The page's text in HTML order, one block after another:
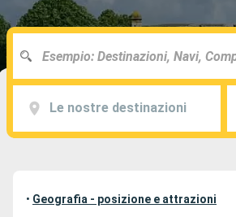
Le nostre destinazioni
• Geografia - posizione e attrazioni